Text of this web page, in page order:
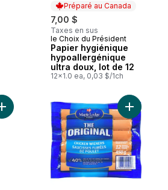
Préparé au Canada
7,00 $
Taxes en sus
Préparé au Canada
le Choix du Président
Papier hygiénique
hypoallergénique
ultra doux, lot de 12
12x1.0 ea, 0,03 $/1ch
Ajouter Mouchoirs hypoallergéniques 3
Ajouter